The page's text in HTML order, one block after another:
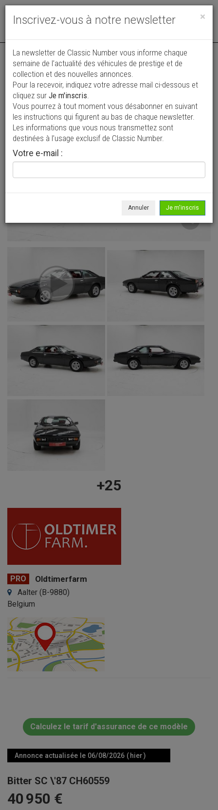
Toggle
Annonce actualisée le 06/08/2026 ( hier )
Bitter SC \'87 CH60559
40 950 €
1987 Coupé 60 957 km
+25
PRO Oldtimerfarm
Aalter (B-9880)
Belgium
Calculez le tarif d'assurance de ce modèle
Annonce actualisée le 06/08/2026 ( hier )
Bitter SC \'87 CH60559
40 950 €
×
Inscrivez-vous à notre newsletter
La newsletter de Classic Number vous informe chaque
semaine de l’actualité des véhicules de prestige et de
collection et des nouvelles annonces.
Pour la recevoir, indiquez votre adresse mail ci-dessous et
cliquez sur Je m'inscris.
Vous pourrez à tout moment vous désabonner en suivant
les instructions qui figurent au bas de chaque newsletter.
Les informations que vous nous transmettez sont
destinées à l’usage exclusif de Classic Number.
Votre e-mail :
Annuler Je m'inscris